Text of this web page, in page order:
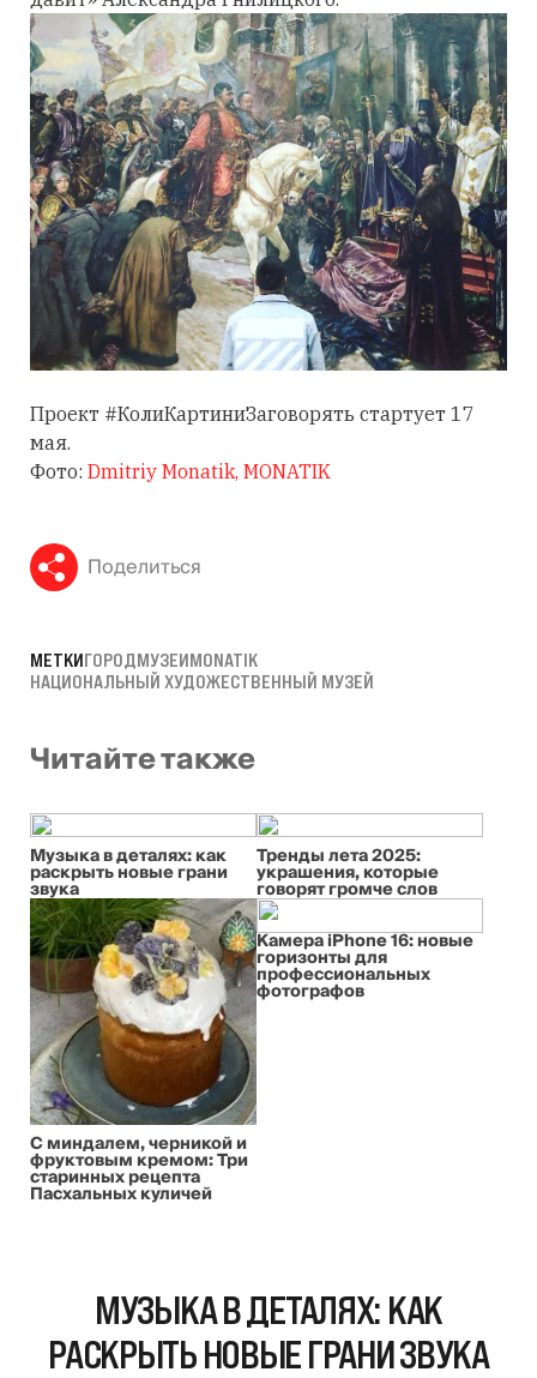
Проект #КолиКартиниЗаговорять стартует 17
мая.
Фото: Dmitriy Monatik, MONATIK
Поделиться
МЕТКИГОРОДМУЗЕИMONATIK
НАЦИОНАЛЬНЫЙ ХУДОЖЕСТВЕННЫЙ МУЗЕЙ
Читайте также
Музыка в деталях: как
раскрыть новые грани
звука
Тренды лета 2025:
украшения, которые
говорят громче слов
С миндалем, черникой и
фруктовым кремом: Три
старинных рецепта
Пасхальных куличей
Камера iPhone 16: новые
горизонты для
профессиональных
фотографов
МУЗЫКА В ДЕТАЛЯХ: КАК
РАСКРЫТЬ НОВЫЕ ГРАНИ ЗВУКА